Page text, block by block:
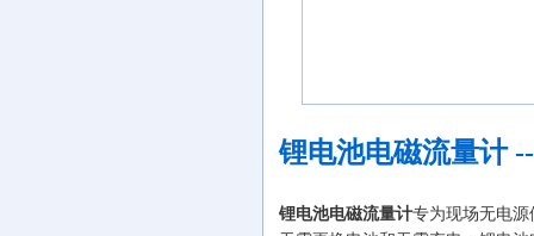
锂电池电磁流量计
锂电池电磁流量计专为现场无电